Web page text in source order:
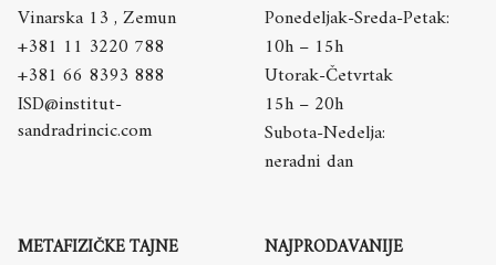
Vinarska 13 , Zemun
+381 11 3220 788
+381 66 8393 888
ISD@institut-
sandradrincic.com
Ponedeljak-Sreda-Petak:
10h – 15h
Utorak-Četvrtak
15h – 20h
Subota-Nedelja:
neradni dan
METAFIZIČKE TAJNE NAJPRODAVANIJE